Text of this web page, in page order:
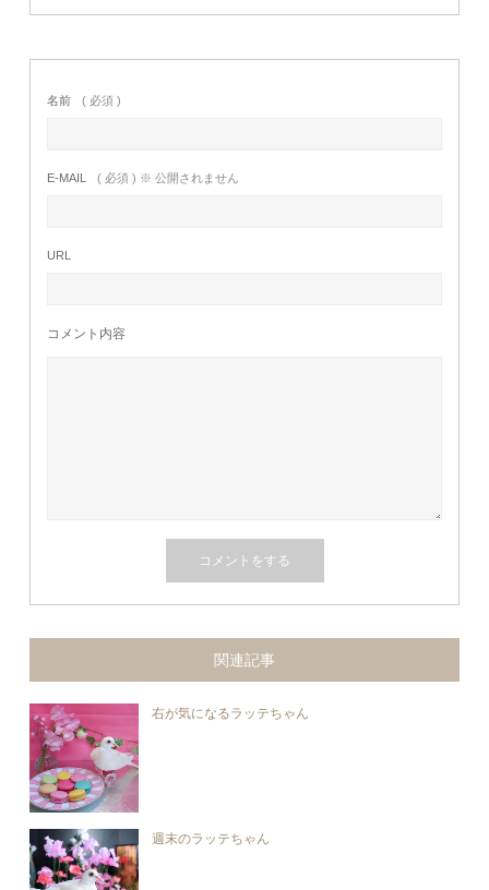
名前 ( 必須 )
E-MAIL ( 必須 ) ※ 公開されません
URL
コメント内容
関連記事
右が気になるラッテちゃん
週末のラッテちゃん